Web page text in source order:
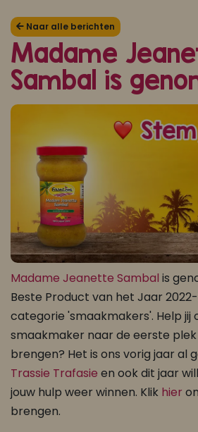
Koop ons bestseller
klik hier om je aan te melden
Naar alle berichten
Madame
Sambal is
Madame Jeanette Sambal is
Beste Product van het Jaar
categorie 'smaakmakers'. Help jij
smaakmaker naar de eerste
brengen? Het is ons vorig jaar al
Trassie Trafasie en ook dit jaar
jouw hulp weer winnen. Klik hier
brengen.